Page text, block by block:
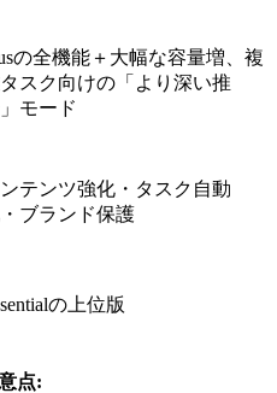
の全機能＋大幅な容量増、複
スク向けの「より深い推
モード
テンツ強化・タスク自動
ブランド保護
の上位版
点: